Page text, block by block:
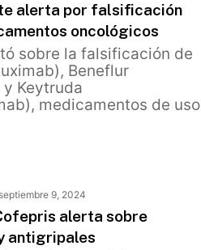
alerta por falsificación
oncológicos
sobre la falsificación de
Beneflur
Keytruda
medicamentos de uso
septiembre 9, 2024
alerta sobre
antigripales